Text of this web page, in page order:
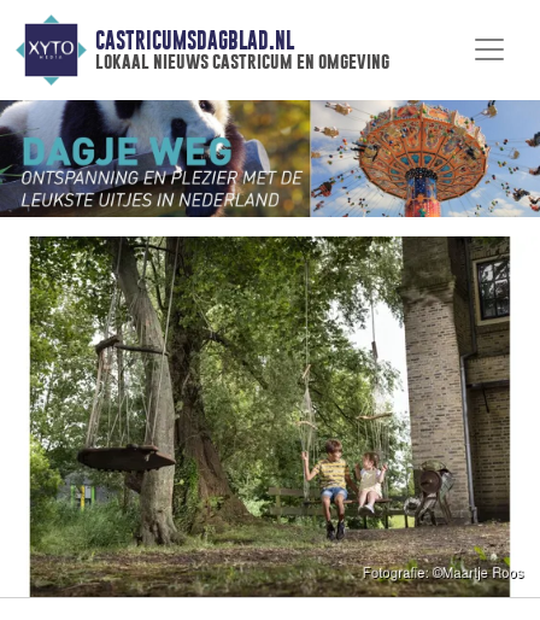
CASTRICUMSDAGBLAD.NL
lokaal nieuws castricum en omgeving